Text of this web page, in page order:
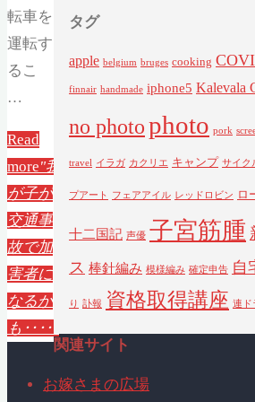
転車を
運転す
るこ
…
Read
more"我
が子が
交通事
故で加
害者に
なるか
も‥‥"
タグ
apple belgium bruges cooking
finnair handmade iphone5 Kalevala
no photophoto pork
travel イラガ カクリエ キャンプ サイク
プアート フェアアイル レッドロビン ロ
十二国記 声優 子宮筋腫
ス 棒針編み 模様編み 確定申告 自
り 訃報 資格取得講座 連ド
関連サイト
お嫁さまの広場